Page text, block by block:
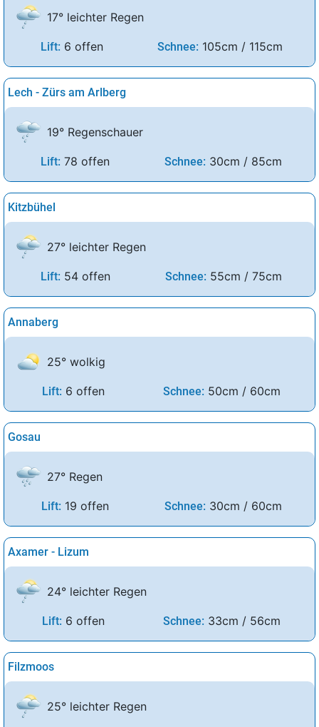
17° leichter Regen
Lift: 6 offen Schnee: 105cm / 115cm
Lech - Zürs am Arlberg
19° Regenschauer
Lift: 78 offen Schnee: 30cm / 85cm
Kitzbühel
27° leichter Regen
Lift: 54 offen Schnee: 55cm / 75cm
Annaberg
25° wolkig
Lift: 6 offen Schnee: 50cm / 60cm
Gosau
27° Regen
Lift: 19 offen Schnee: 30cm / 60cm
Axamer - Lizum
24° leichter Regen
Lift: 6 offen Schnee: 33cm / 56cm
Filzmoos
25° leichter Regen